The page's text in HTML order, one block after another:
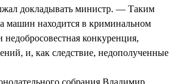
докладывать министр. — Таким
машин находится в криминальном
конкуренция,
и, как следствие, недополученные
собрания Владимир